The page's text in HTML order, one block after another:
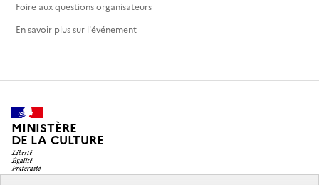
Foire aux questions organisateurs
En savoir plus sur l'événement
MINISTÈRE
DE LA CULTURE